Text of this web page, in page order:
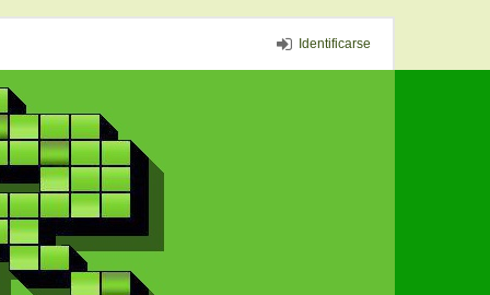
Identificarse